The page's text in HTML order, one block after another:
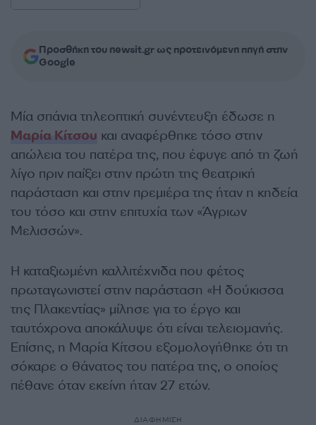
Προσθήκη του newsit.gr ως προτεινόμενη πηγή στην
Google
Μία σπάνια τηλεοπτική συνέντευξη έδωσε η
Μαρία Κίτσου και αναφέρθηκε τόσο στην
απώλεια του πατέρα της, που έφυγε από τη ζωή
λίγο πριν παίξει στην πρώτη της θεατρική
παράσταση και στην πρεμιέρα της ήταν η κηδεία
του τόσο και στην επιτυχία των «Άγριων
Μελισσών».
Η καταξιωμένη καλλιτέχνιδα που φέτος
πρωταγωνιστεί στην παράσταση «Η δούκισσα
της Πλακεντίας» μίλησε για το έργο και
ταυτόχρονα αποκάλυψε ότι είναι τελειομανής.
Επίσης, η Μαρία Κίτσου εξομολογήθηκε ότι τη
σόκαρε ο θάνατος του πατέρα της, ο οποίος
πέθανε όταν εκείνη ήταν 27 ετών.
ΔΙΑΦΗΜΙΣΗ